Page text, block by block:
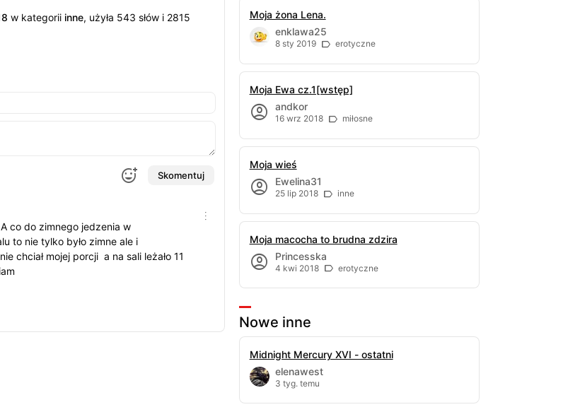
w kategorii inne, użyła 543 słów i 2815
Skomentuj
co do zimnego jedzenia w
to nie tylko było zimne ale i
chciał mojej porcji a na sali leżało 11
Moja żona Lena.
enklawa25
8 sty 2019 erotyczne
Moja Ewa cz.1[wstęp]
andkor
16 wrz 2018 miłosne
Moja wieś
Ewelina31
25 lip 2018 inne
Moja macocha to brudna zdzira
Princesska
4 kwi 2018 erotyczne
Nowe inne
Midnight Mercury XVI - ostatni
elenawest
3 tyg. temu